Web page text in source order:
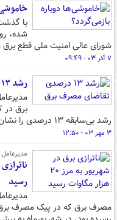
با
شده،
شورای عالی امنیت ملی قطع
۷ آذر ۰۳ - ۰۹:۴۹
رشد ۱۳ درصدی تقاضای مصرف برق
برق
رشد بی‌سابقه ۱۳ درصدی را نشان می‌دهد.
۳ مهر ۰۳ - ۱۲:۵۰
مدیرعامل
رسید